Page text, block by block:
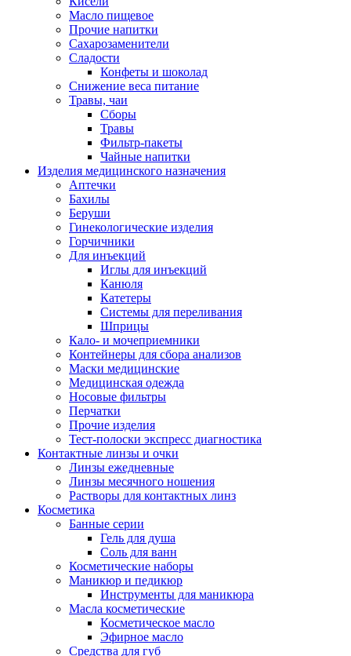
Масло пищевое
Прочие напитки
Сахарозаменители
Сладости
Конфеты и шоколад
Снижение веса питание
Травы, чаи
Сборы
Травы
Фильтр-пакеты
Чайные напитки
Изделия медицинского назначения
Аптечки
Бахилы
Беруши
Гинекологические изделия
Горчичники
Для инъекций
Иглы для инъекций
Канюля
Катетеры
Системы для переливания
Шприцы
Кало- и мочеприемники
Контейнеры для сбора анализов
Маски медицинские
Медицинская одежда
Носовые фильтры
Перчатки
Прочие изделия
Тест-полоски экспресс диагностика
Контактные линзы и очки
Линзы ежедневные
Линзы месячного ношения
Растворы для контактных линз
Косметика
Банные серии
Гель для душа
Соль для ванн
Косметические наборы
Маникюр и педикюр
Инструменты для маникюра
Масла косметические
Косметическое масло
Эфирное масло
Средства для губ